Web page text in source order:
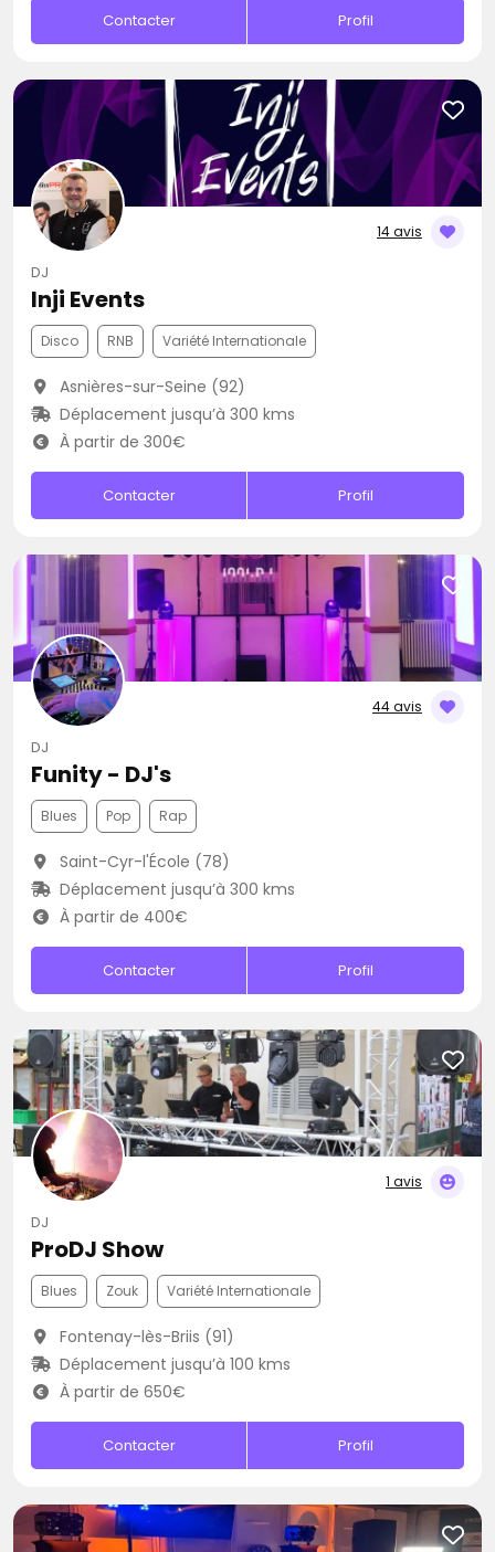
Contacter Profil
14 avis
DJ
Inji Events
Disco RNB Variété Internationale
Asnières-sur-Seine (92)
Déplacement jusqu’à 300 kms
À partir de 300€
Contacter Profil
44 avis
DJ
Funity - DJ's
Blues Pop Rap
Saint-Cyr-l'École (78)
Déplacement jusqu’à 300 kms
À partir de 400€
Contacter Profil
1 avis
DJ
ProDJ Show
Blues Zouk Variété Internationale
Fontenay-lès-Briis (91)
Déplacement jusqu’à 100 kms
À partir de 650€
Contacter Profil